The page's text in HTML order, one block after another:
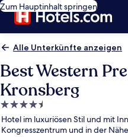
Zum Hauptinhalt springen
Alle Unterkünfte anzeigen
Best Western
Kronsberg
4.5-
Sterne-
Unterkunft
Hotel im luxuriösen Stil und mit
Kongresszentrum und in der